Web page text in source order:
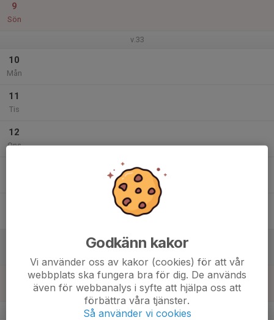
9
Sön
v.33
10
Mån
11
Tis
12
Ons
v.34
Godkänn kakor
Vi använder oss av kakor (cookies) för att vår
webbplats ska fungera bra för dig. De används
även för webbanalys i syfte att hjälpa oss att
förbättra våra tjänster.
Så använder vi cookies